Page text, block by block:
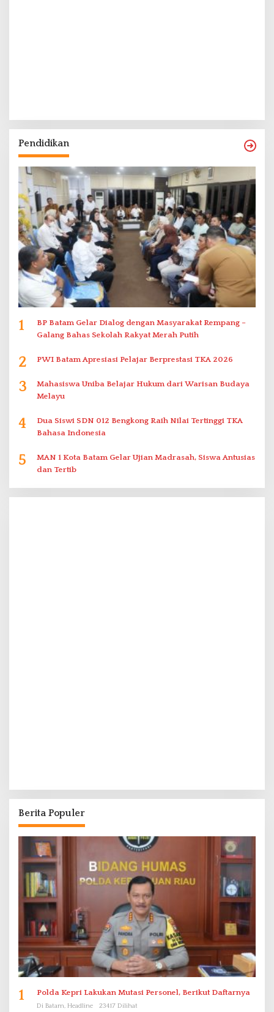
Pendidikan
1
BP Batam Gelar Dialog dengan Masyarakat Rempang –
Galang Bahas Sekolah Rakyat Merah Putih
2 PWI Batam Apresiasi Pelajar Berprestasi TKA 2026
3
Mahasiswa Uniba Belajar Hukum dari Warisan Budaya
Melayu
4
Dua Siswi SDN 012 Bengkong Raih Nilai Tertinggi TKA
Bahasa Indonesia
5
MAN 1 Kota Batam Gelar Ujian Madrasah, Siswa Antusias
dan Tertib
Berita Populer
1 Polda Kepri Lakukan Mutasi Personel, Berikut Daftarnya
Di Batam, Headline 23417 Dilihat